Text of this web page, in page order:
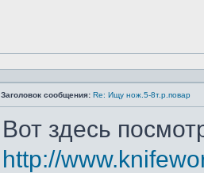
Заголовок сообщения: Re: Ищу нож.5-8т.р.повар
Вот здесь
http://